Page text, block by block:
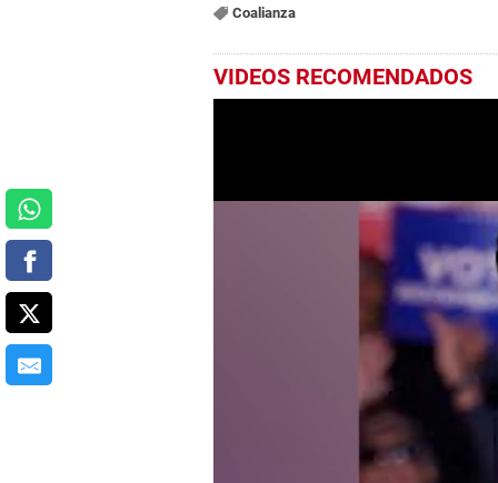
Coalianza
VIDEOS RECOMENDADOS